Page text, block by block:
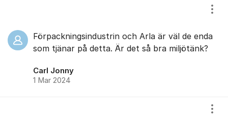
Förpackningsindustrin och Arla är väl de enda
som tjänar på detta. Är det så bra miljötänk?
Carl Jonny
1 Mar 2024